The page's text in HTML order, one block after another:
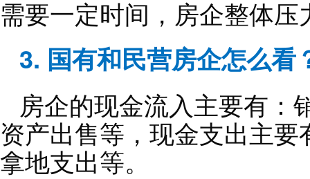
需要一定时间，房企整体压
3. 国有和民营房企怎么看
房企的现金流入主要有：
资产出售等，现金支出主
拿地支出等。